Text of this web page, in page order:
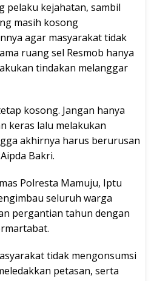
pelaku kejahatan, sambil
masih kosong
agar masyarakat tidak
ruang sel Resmob hanya
tindakan melanggar
kosong. Jangan hanya
keras lalu melakukan
akhirnya harus berurusan
Bakri.
Polresta Mamuju, Iptu
seluruh warga
pergantian tahun dengan
tidak mengonsumsi
petasan, serta